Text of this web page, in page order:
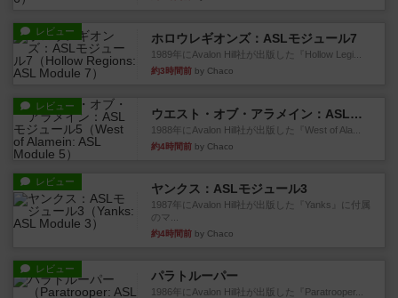
レビュー ホロウレギオンズ：ASLモジュール7
1989年にAvalon Hill社が出版した『Hollow Legi...
約3時間前 by Chaco
レビュー
ウエスト・オブ・アラメイン：ASLモジュール5
1988年にAvalon Hill社が出版した『West of Ala...
約4時間前 by Chaco
レビュー ヤンクス：ASLモジュール3
1987年にAvalon Hill社が出版した『Yanks』に付属
のマ...
約4時間前 by Chaco
レビュー パラトルーパー
1986年にAvalon Hill社が出版した『Paratrooper...